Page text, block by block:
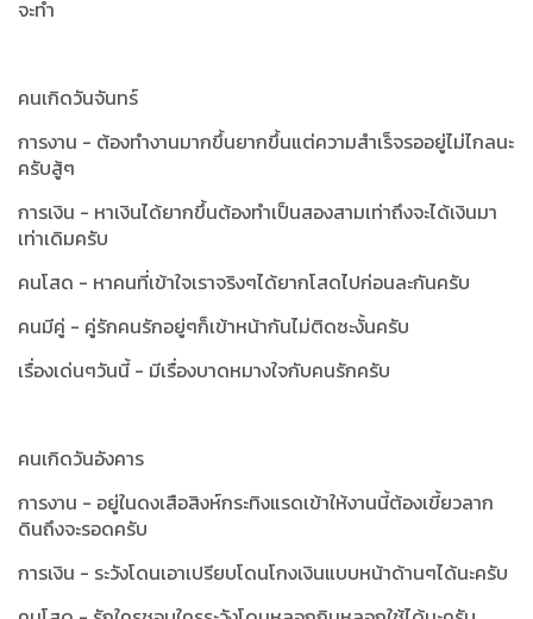
จะทำ
คนเกิดวันจันทร์
การงาน - ต้องทำงานมากขึ้นยากขึ้นแต่ความสำเร็จรออยู่ไม่ไกลนะ
ครับสู้ๆ
การเงิน - หาเงินได้ยากขึ้นต้องทำเป็นสองสามเท่าถึงจะได้เงินมา
เท่าเดิมครับ
คนโสด - หาคนที่เข้าใจเราจริงๆได้ยากโสดไปก่อนละกันครับ
คนมีคู่ - คู่รักคนรักอยู่ๆก็เข้าหน้ากันไม่ติดซะงั้นครับ
เรื่องเด่นๆวันนี้ - มีเรื่องบาดหมางใจกับคนรักครับ
คนเกิดวันอังคาร
การงาน - อยู่ในดงเสือสิงห์กระทิงแรดเข้าให้งานนี้ต้องเขี้ยวลาก
ดินถึงจะรอดครับ
การเงิน - ระวังโดนเอาเปรียบโดนโกงเงินแบบหน้าด้านๆได้นะครับ